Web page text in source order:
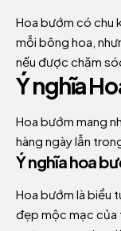
Hoa bướm có chu
mỗi bông hoa,
nếu được chăm
Ý nghĩa
Hoa bướm mang
hàng ngày lẫn
Ý nghĩa hoa
Hoa bướm là biểu
đẹp mộc mạc của